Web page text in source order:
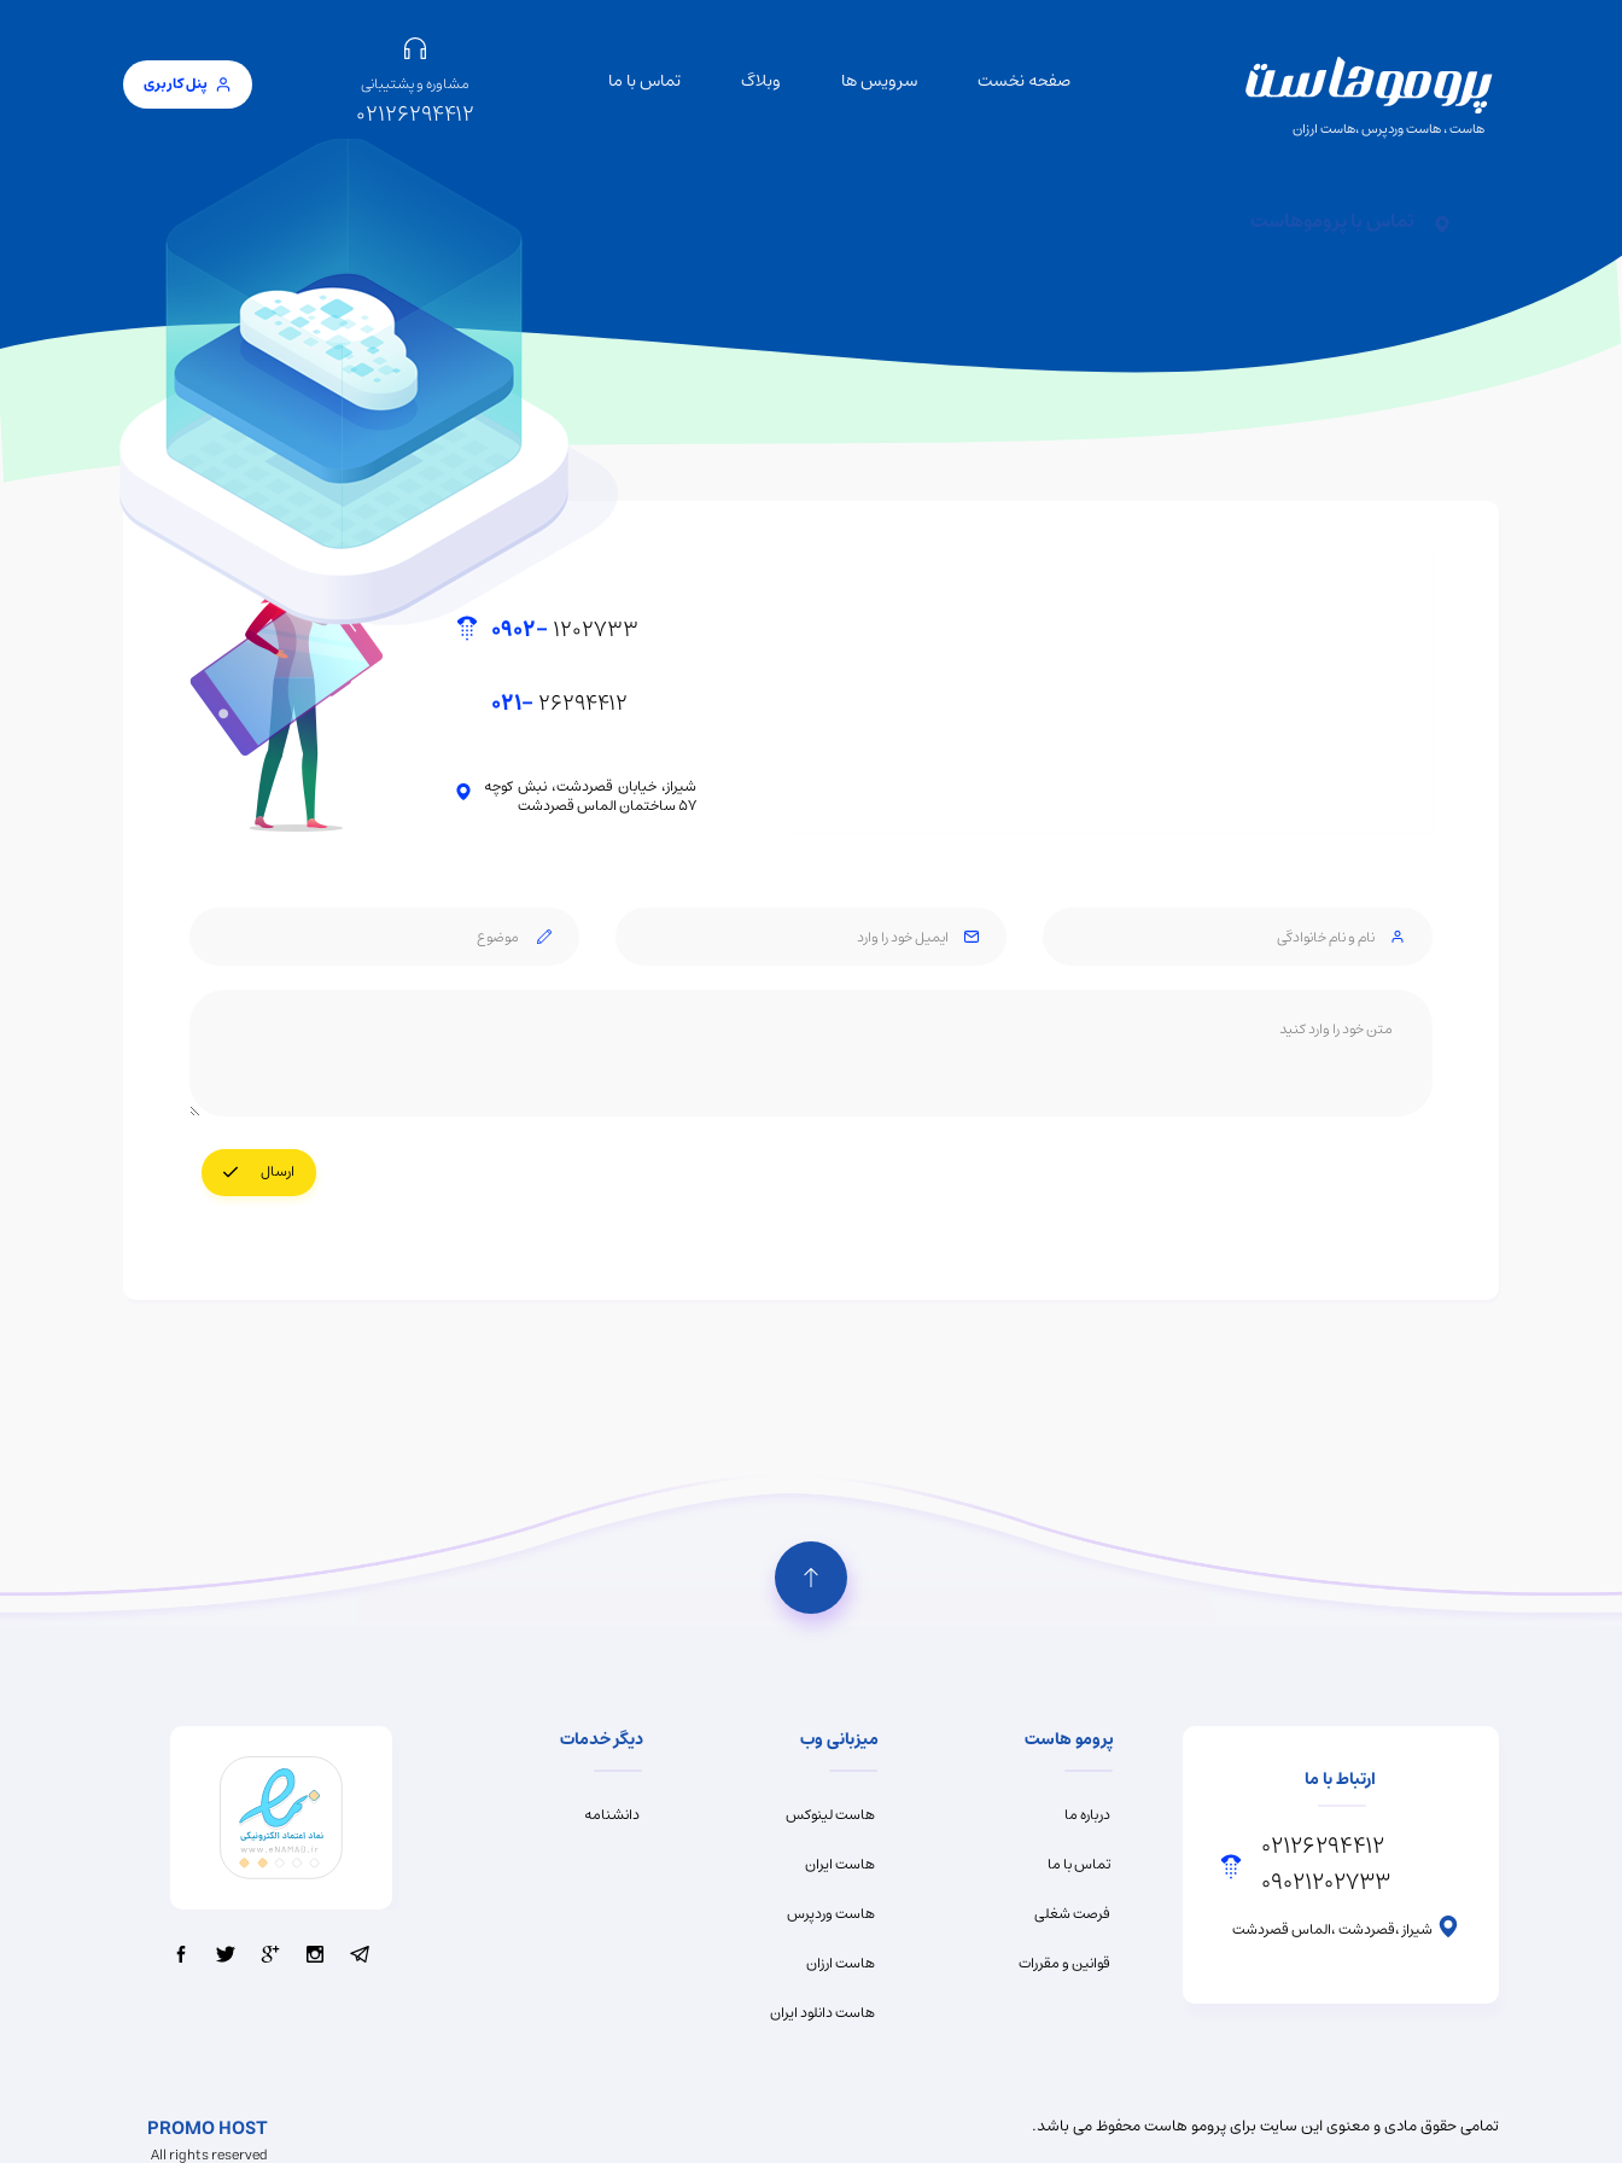
هاست ، هاست وردپرس ،هاست ارزان
صفحه نخست سرویس ها وبلاگ تماس با ما مشاوره و پشتیبانی
02126294412
پنل کاربری
تماس با پروموهاست
0902-1202733
021-26294412
شیراز، خیابان قصردشت، نبش کوچه
57 ساختمان الماس قصردشت
ارسال
ارتباط با ما
02126294412
09021202733
شیراز ،قصردشت ،الماس قصردشت
پرومو هاست
درباره ما
تماس با ما
فرصت شغلی
قوانین و مقررات
میزبانی وب
هاست لینوکس
هاست ایران
هاست وردپرس
هاست ارزان
هاست دانلود ایران
دیگر خدمات
دانشنامه
تمامی حقوق مادی و معنوی این سایت برای پرومو هاست محفوظ می باشد. PROMO HOST
All rights reserved